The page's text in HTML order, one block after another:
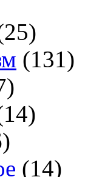
(131)
(14)